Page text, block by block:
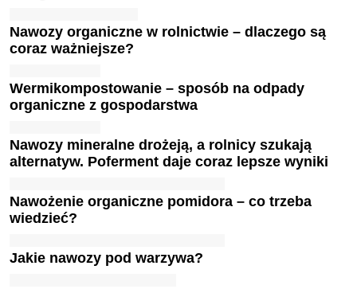
Nawozy organiczne w rolnictwie – dlaczego są
coraz ważniejsze?
Wermikompostowanie – sposób na odpady
organiczne z gospodarstwa
Nawozy mineralne drożeją, a rolnicy szukają
alternatyw. Poferment daje coraz lepsze wyniki
Nawożenie organiczne pomidora – co trzeba
wiedzieć?
Jakie nawozy pod warzywa?